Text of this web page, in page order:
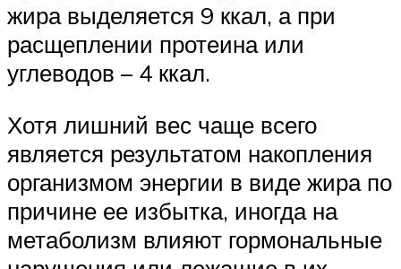
жира выделяется 9 ккал, а при
расщеплении протеина или
углеводов – 4 ккал.
Хотя лишний вес чаще всего
является результатом накопления
организмом энергии в виде жира по
причине ее избытка, иногда на
метаболизм влияют гормональные